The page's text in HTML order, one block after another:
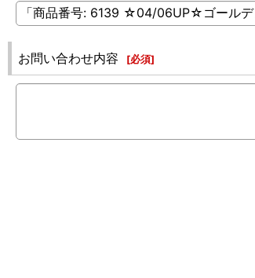
お問い合わせ内容 [必須]